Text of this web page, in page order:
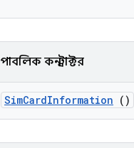
পাবলিক কনস্ট্রাক্টর
SimCardInformation ()